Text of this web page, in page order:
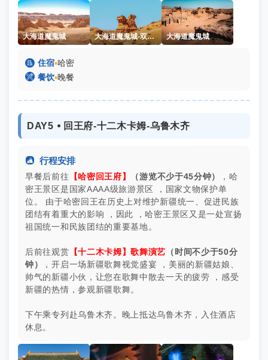
大海道魔鬼城 大海道魔鬼城-双头马 大海道魔鬼城
 住宿▪哈密
 餐饮▪晚餐
DAY5 ⦁ 回王府-十二木卡姆-乌鲁木齐
 行程安排
早餐后前往 【哈密回王府】 （游览不少于45分钟）
，哈
密王景区是国家AAAA级旅游景区 ，国家文物保护单
位。 由于哈密回王在历史上对维护新疆统一、促进民族
团结有着重大的影响 ，因此 ，哈密王景区又是一处宣扬
祖国统一和民族团结的重要基地。
后前往观赏 【十二木卡姆】歌舞演艺 （时间不少于50分
钟）
，开启一场新疆歌舞视觉盛宴 ，美丽的新疆姑娘、
帅气的新疆小伙，让您在歌舞中散去一天的疲劳 ，感受
新疆的热情，参观新疆歌舞。
下午乘专列赴乌鲁木齐。晚上抵达乌鲁木齐，入住酒店
休息。